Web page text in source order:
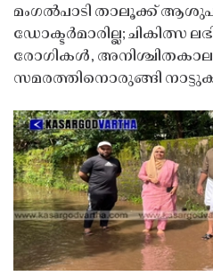
മംഗൽപാടി താലൂക്ക്
ഡോക്ടർമാരില്ല; ചികിത്സ
രോഗികൾ, അനിശ്ചിതകാല
സമരത്തിനൊരുങ്ങി